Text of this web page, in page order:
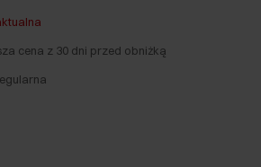
cena z 30 dni przed obniżką